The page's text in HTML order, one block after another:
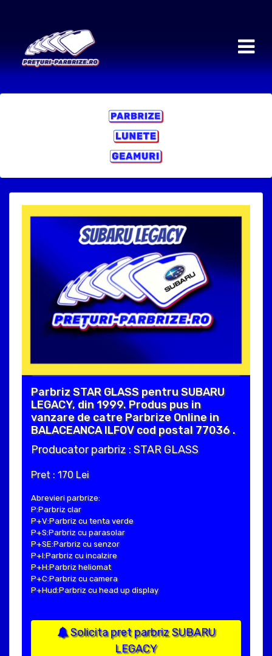
Parbriz STAR GLASS pentru SUBARU
LEGACY, din 1999. Produs pus in
vanzare de catre Parbrize Online in
BALACEANCA ILFOV cod postal 77036 .
Producator parbriz : STAR GLASS
Pret : 170 Lei
Abrevieri parbrize:
P:Parbriz clar
P+V:Parbriz cu tenta verde
P+S:Parbriz cu parasolar
P+SE:Parbriz cu senzor
P+I:Parbriz cu incalzire
P+H:Parbriz heliomat
P+C:Parbriz cu camera
P+Hud:Parbriz cu head up display
Solicita pret parbriz SUBARU
LEGACY